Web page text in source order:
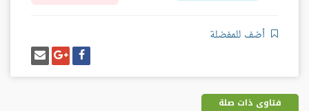
أضف للمفضلة
شارك
على
فيسبوك
شارك
على
غوغل
بلس
إرسل
إيميل
فتاوى ذات صلة